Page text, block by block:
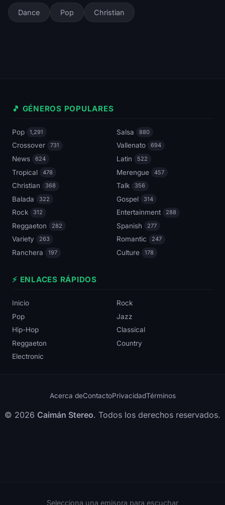
Dance Pop Christian
🎵 GÉNEROS POPULARES
Pop 1,291 Salsa 880
Crossover 731 Vallenato 694
News 624 Latin 522
Tropical 478 Merengue 457
Christian 368 Talk 356
Balada 322 Gospel 314
Rock 312 Entertainment 288
Reggaeton 282 Spanish 277
Variety 263 Romantic 247
Ranchera 197 Culture 178
⚡ ENLACES RÁPIDOS
Inicio
Rock
Pop
Jazz
Hip-Hop
Classical
Reggaeton
Country
Electronic
Acerca deContactoPrivacidadTérminos
© 2026 Caimán Stereo. Todos los derechos reservados.
Selecciona una emisora para escuchar